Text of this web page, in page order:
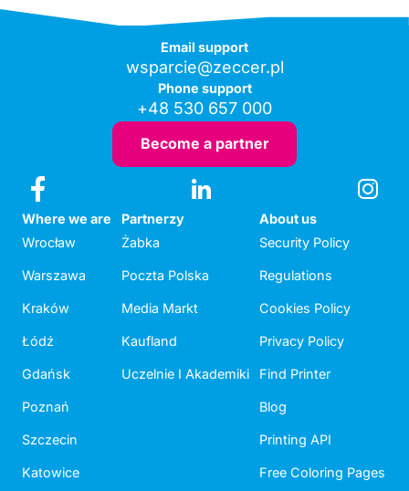
Email support
wsparcie@zeccer.pl
Phone support
+48 530 657 000
Become a partner
Where we are
Wrocław
Warszawa
Kraków
Łódź
Gdańsk
Poznań
Szczecin
Katowice
Partnerzy
Żabka
Poczta Polska
Media Markt
Kaufland
Uczelnie I Akademiki
About us
Security Policy
Regulations
Cookies Policy
Privacy Policy
Find Printer
Blog
Printing API
Free Coloring Pages